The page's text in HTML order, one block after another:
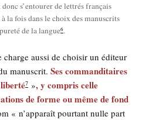
s’en­tou­rer de let­trés fran­çais
à la fois dans le choix des manus­crits
de la langue6.
charge aus­si de choi­sir un édi­teur
manus­crit.Ses com­man­di­taires
7 », y com­pris celle
de forme ou même de fond
« n’ap­pa­raît pour­tant nulle part